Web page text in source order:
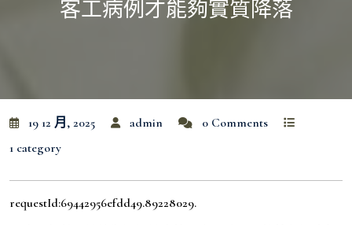
客工病例才能夠實質降落
19 12 月, 2025 admin
0 Comments
1 category
requestId:69442956efdd49.89228029.